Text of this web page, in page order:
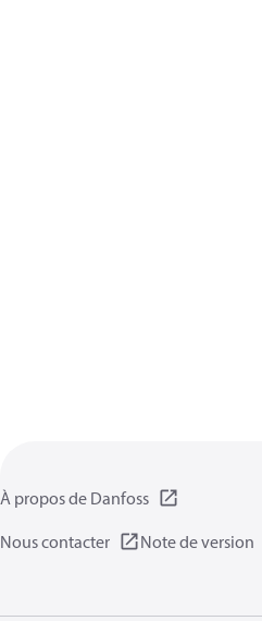
À propos de Danfoss
Nous contacter
Note de version